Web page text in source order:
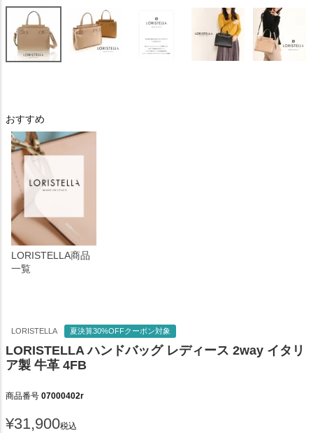
おすすめ
LORISTELLA商品
一覧
LORISTELLA 夏決算30%OFFクーポン対象
LORISTELLA ハンドバッグ レディース 2way イタリ
ア製 牛革 4FB
商品番号 07000402r
¥31,900税込